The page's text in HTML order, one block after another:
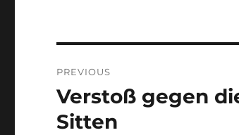
navigation
PREVIOUS
Previous
post:
Verstoß gegen
Sitten